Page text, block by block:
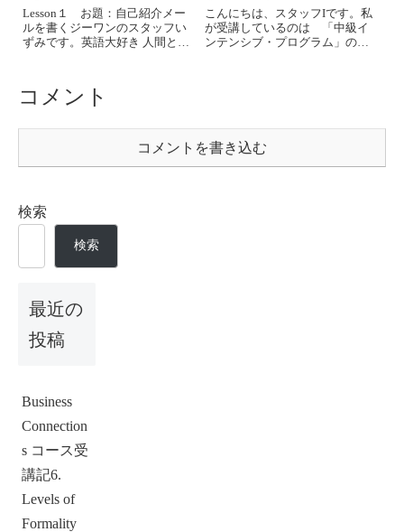
Lesson１ お題：自己紹介メー
ルを書くジーワンのスタッフい
ずみです。英語大好き 人間とし
しているのは 「中級インテン
シブ・プログラム」の全１２
方、これ...
課題を楽しく♪
こんにちは、スタッフIです。私
が受講しているのは 「中級イ
ンテンシブ・プログラム」の全
コメント
コメントを書き込む
検索
検索
最近の
投稿
Business
Connection
s コース受
講記6.
Levels of
Formality